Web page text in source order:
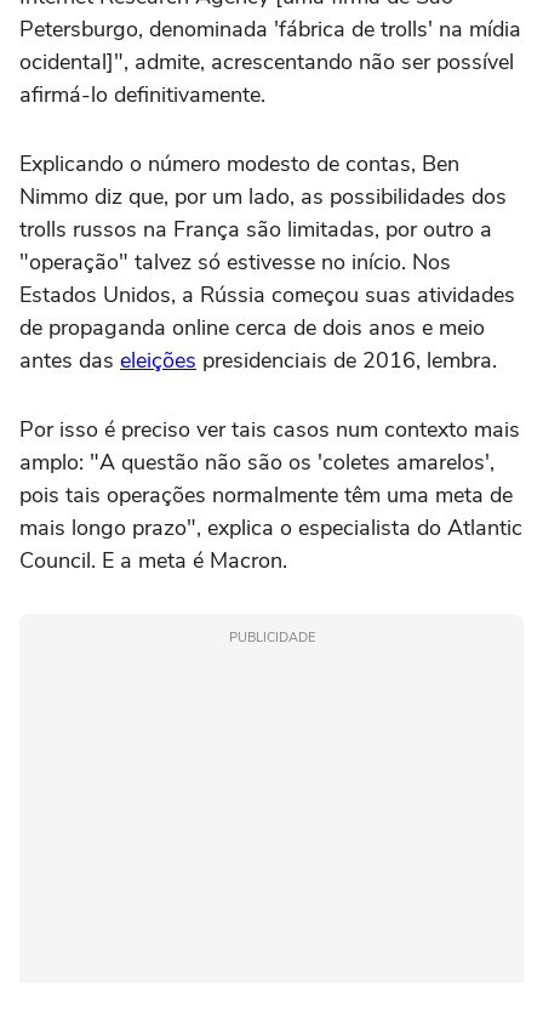
Petersburgo, denominada 'fábrica de trolls' na mídia
ocidental]", admite, acrescentando não ser possível
afirmá-lo definitivamente.
Explicando o número modesto de contas, Ben
Nimmo diz que, por um lado, as possibilidades dos
trolls russos na França são limitadas, por outro a
"operação" talvez só estivesse no início. Nos
Estados Unidos, a Rússia começou suas atividades
de propaganda online cerca de dois anos e meio
antes das eleições presidenciais de 2016, lembra.
Por isso é preciso ver tais casos num contexto mais
amplo: "A questão não são os 'coletes amarelos',
pois tais operações normalmente têm uma meta de
mais longo prazo", explica o especialista do Atlantic
Council. E a meta é Macron.
PUBLICIDADE